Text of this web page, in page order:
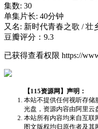
集数: 30
单集片长: 40分钟
又名: 新时代青春之歌 / 壮
豆瓣评分：9.3
已获得查看权限 https://
【115资源网】声明：
本站不提供任何视听存储
光盘，资源内容由阿里云
本站所有内容均来自互联
图文版权均归原作者及